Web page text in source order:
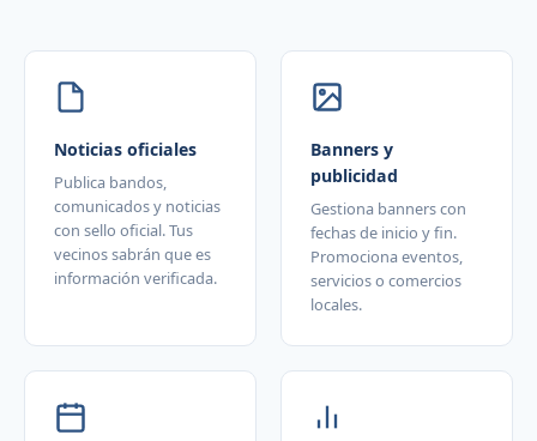
Noticias oficiales
Publica bandos,
comunicados y noticias
con sello oficial. Tus
vecinos sabrán que es
información verificada.
Banners y
publicidad
Gestiona banners con
fechas de inicio y fin.
Promociona eventos,
servicios o comercios
locales.